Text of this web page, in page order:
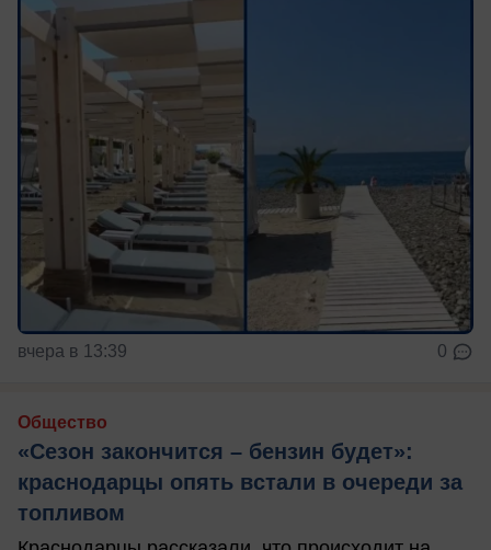
вчера в 13:39 0
Общество
«Сезон закончится – бензин будет»:
краснодарцы опять встали в очереди за
топливом